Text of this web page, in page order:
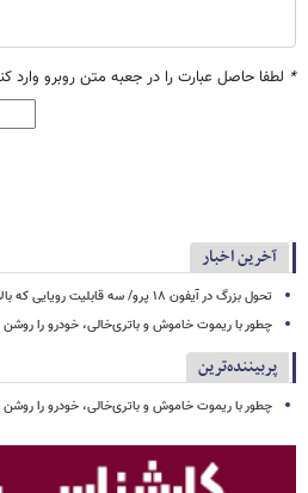
* لطفا حاصل عبارت را در جعبه متن روبرو وارد
آخرین اخبار
تحول بزرگ در آیفون ۱۸ پرو/ سه قابلیت رویایی که بالاخره به حقیقت می‌پیوندند
چطور با ریموت خاموش و باتری‌خالی، خودرو را روشن
پربیننده‌ترین
چطور با ریموت خاموش و باتری‌خالی، خودرو را روشن